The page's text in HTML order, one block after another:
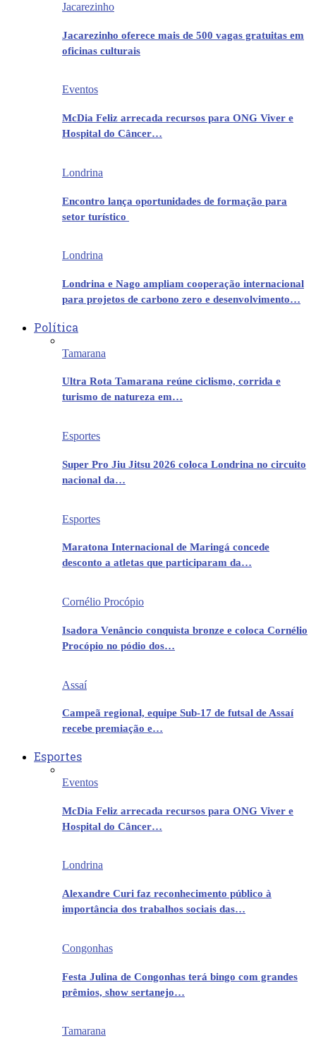
Jacarezinho
Jacarezinho oferece mais de 500 vagas gratuitas em
oficinas culturais
Eventos
McDia Feliz arrecada recursos para ONG Viver e
Hospital do Câncer…
Londrina
Encontro lança oportunidades de formação para
setor turístico
Londrina
Londrina e Nago ampliam cooperação internacional
para projetos de carbono zero e desenvolvimento…
Política
Tamarana
Ultra Rota Tamarana reúne ciclismo, corrida e
turismo de natureza em…
Esportes
Super Pro Jiu Jitsu 2026 coloca Londrina no circuito
nacional da…
Esportes
Maratona Internacional de Maringá concede
desconto a atletas que participaram da…
Cornélio Procópio
Isadora Venâncio conquista bronze e coloca Cornélio
Procópio no pódio dos…
Assaí
Campeã regional, equipe Sub-17 de futsal de Assaí
recebe premiação e…
Esportes
Eventos
McDia Feliz arrecada recursos para ONG Viver e
Hospital do Câncer…
Londrina
Alexandre Curi faz reconhecimento público à
importância dos trabalhos sociais das…
Congonhas
Festa Julina de Congonhas terá bingo com grandes
prêmios, show sertanejo…
Tamarana